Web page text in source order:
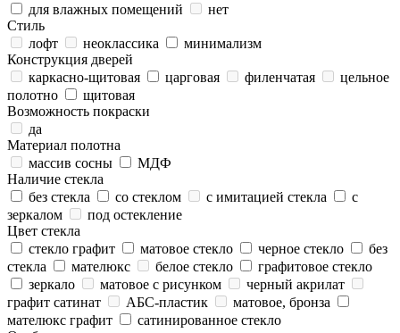
для влажных помещений
нет
Стиль
лофт
неоклассика
минимализм
Конструкция дверей
каркасно-щитовая
царговая филенчатая
цельное
полотно
щитовая
Возможность покраски
да
Материал полотна
массив сосны
МДФ
Наличие стекла
без стекла
со стеклом с имитацией стекла
с
зеркалом
под остекление
Цвет стекла
стекло графит
матовое стекло черное стекло
без
стекла
мателюкс белое стекло
графитовое стекло
зеркало
матовое с рисунком
черный акрилат
графит сатинат
АБС-пластик
матовое, бронза
мателюкс графит
сатинированное стекло